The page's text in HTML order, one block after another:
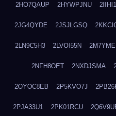
2HO7QAUP 2HYWPJNU
2JG4QYDE 2JSJLGSQ
2LN9C5H3 2LVOI55N
2NFH8OET 2NXDJSMA
2OYOC8EB 2P5KVO7J
2PJA33U1 2PK01RCU